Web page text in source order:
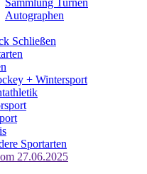
Sammlung Turnen
Autographen
Schließen
+ Wintersport
Sportarten
27.06.2025